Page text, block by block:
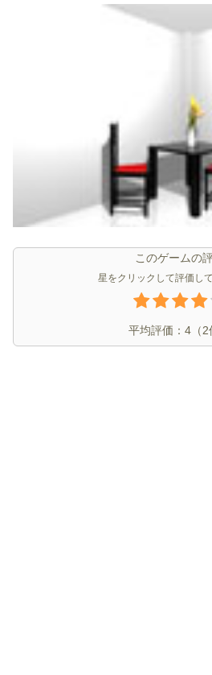
このゲームの
星をクリックして評価し
平均評価： 4 （2